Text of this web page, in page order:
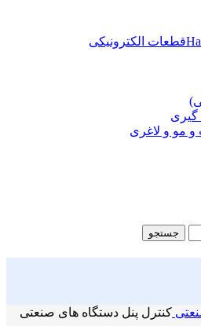
قطعات الکترونیکی
گیری
و مو و لاغری
جستجو
کنترل پنل دستگاه های صنعتی